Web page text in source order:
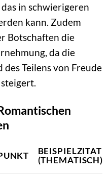
in schwierigeren
kann. Zudem
Botschaften die
da die
des Teilens von Freude
BEISPIELZITAT
(THEMATISCH)